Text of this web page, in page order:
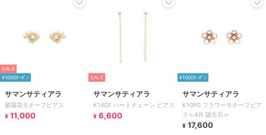
SALE
¥1000ｸｰﾎﾟﾝ
サマンサティアラ
紫陽花モチーフピアス
¥ 11,000
SALE
サマンサティアラ
K14GF ハートチェーン ピアス
¥ 6,600
¥1000ｸｰﾎﾟﾝ
サマンサティアラ
K10PG フラワーモチーフピア
ス≪4月 誕生石≫
¥ 17,600